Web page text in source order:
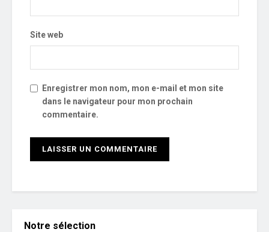
Site web
Enregistrer mon nom, mon e-mail et mon site
dans le navigateur pour mon prochain
commentaire.
Notre sélection